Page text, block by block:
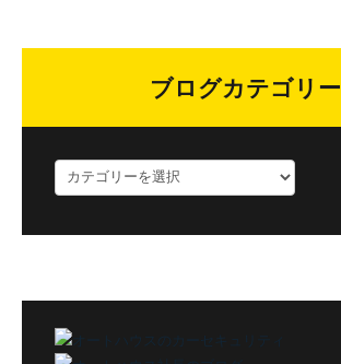
ブログカテゴリー
ロ
ー